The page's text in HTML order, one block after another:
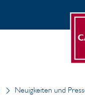
Neuigkeiten und